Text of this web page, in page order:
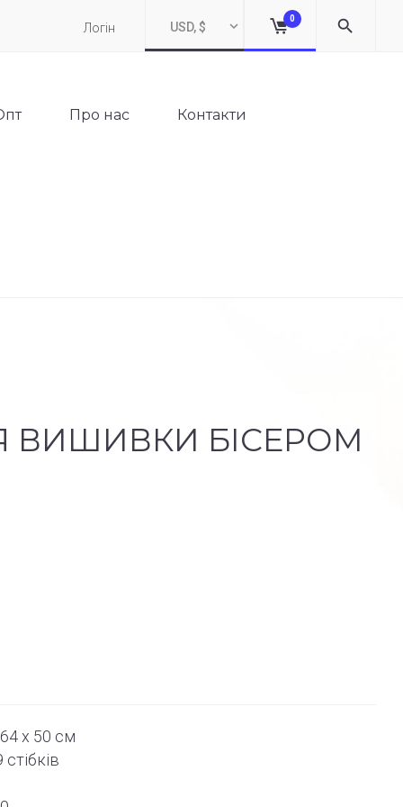
Логін USD, $
0
Про нас Контакти
ВИШИВКИ БІСЕРОМ
64 x 50 см
стібків